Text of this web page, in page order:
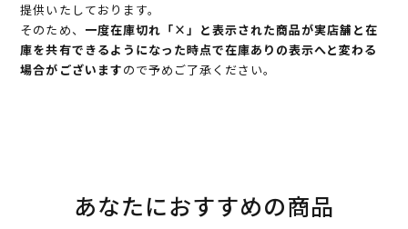
提供いたしております。
そのため、 一度在庫切れ「×」と表示された商品が実店舗と在
庫を共有できるようになった時点で在庫ありの表示へと変わる
場合がございますので予めご了承ください。
あなたにおすすめの商品